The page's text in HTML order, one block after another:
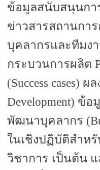
ข้อมูลสนับสนุนกา
ข่าวสารสถานกา
บุคลากรและทีมง
กระบวนการผลิต
(Success
Development)
พัฒนาบุคลากร
ในเชิงปฏิบัติสำห
วิชาการ เป็นต้น แ